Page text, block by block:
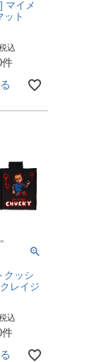
マイメ
ット
込
件
クッシ
レイジ
込
件